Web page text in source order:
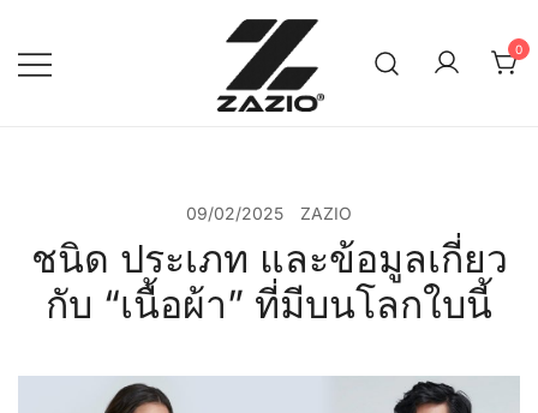
content
0
09/02/2025 ZAZIO
ชนิด ประเภท และข้อมูลเกี่ยว
กับ “เนื้อผ้า” ที่มีบนโลกใบนี้